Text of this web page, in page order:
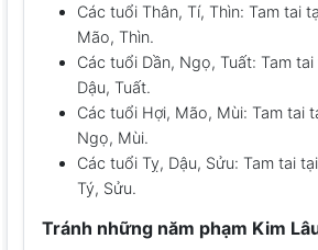
Các tuổi Thân, Tí, Thìn: Tam tai
Mão, Thìn.
Các tuổi Dần, Ngọ, Tuất: Tam
Dậu, Tuất.
Các tuổi Hợi, Mão, Mùi: Tam tai
Ngọ, Mùi.
Các tuổi Tỵ, Dậu, Sửu: Tam tai
Tý, Sửu.
Tránh những năm phạm Kim